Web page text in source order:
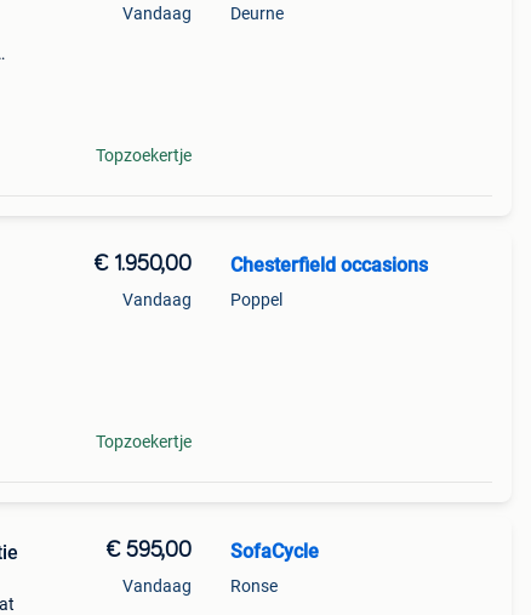
Vandaag
Topzoekertje
Deurne
€ 1.950,00
Vandaag
Topzoekertje
Chesterfield occasions
Poppel
€ 595,00
Vandaag
SofaCycle
Ronse